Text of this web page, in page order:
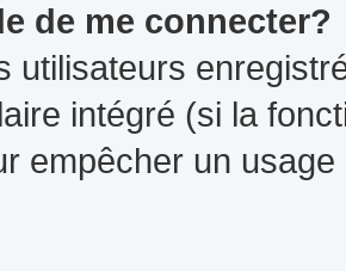
de me connecter?
utilisateurs
intégré (si la
empêcher un